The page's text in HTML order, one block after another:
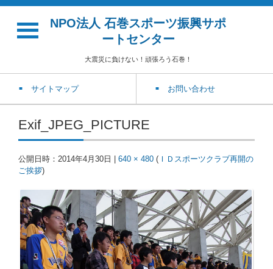
NPO法人 石巻スポーツ振興サポ
ートセンター
大震災に負けない！頑張ろう石巻！
サイトマップ お問い合わせ
Exif_JPEG_PICTURE
公開日時： 2014年4月30日 640 × 480 ( ＩＤスポーツクラブ再開の
ご挨拶)